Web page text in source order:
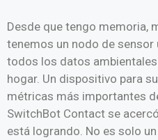
Desde que tengo memoria,
tenemos un nodo de
todos los datos
hogar. Un dispositivo para
métricas más importantes
SwitchBot Contact se
está logrando. No es solo